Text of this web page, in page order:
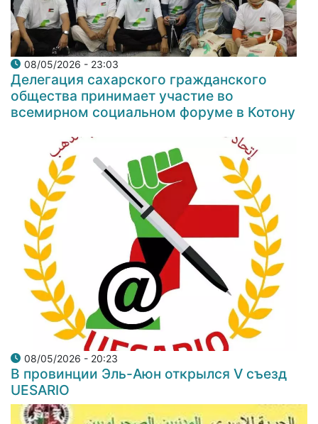
08/05/2026 - 23:03
Делегация сахарского гражданского
общества принимает участие во
всемирном социальном форуме в Котону
08/05/2026 - 20:23
В провинции Эль-Аюн открылся V съезд
UESARIO